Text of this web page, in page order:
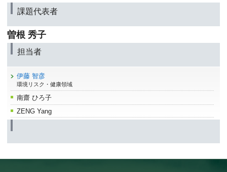
課題代表者
曽根 秀子
担当者
伊藤 智彦
環境リスク・健康領域
南齋 ひろ子
ZENG Yang